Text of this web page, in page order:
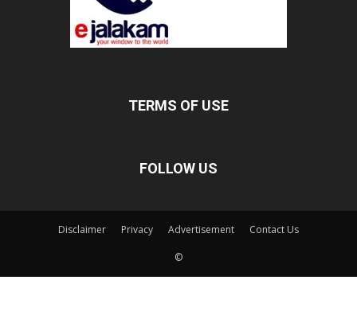
TERMS OF USE
FOLLOW US
Disclaimer Privacy Advertisement Contact Us
©